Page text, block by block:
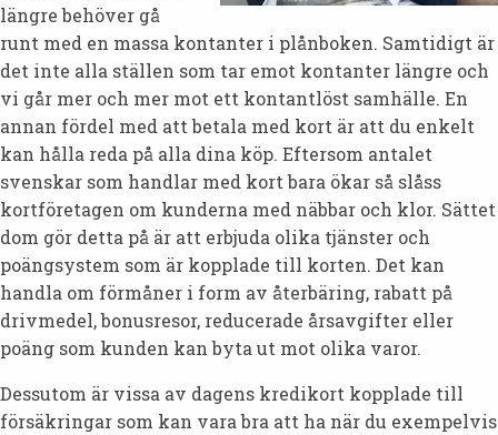
längre behöver gå
runt med en massa kontanter i plånboken. Samtidigt är
det inte alla ställen som tar emot kontanter längre och
vi går mer och mer mot ett kontantlöst samhälle. En
annan fördel med att betala med kort är att du enkelt
kan hålla reda på alla dina köp. Eftersom antalet
svenskar som handlar med kort bara ökar så slåss
kortföretagen om kunderna med näbbar och klor. Sättet
dom gör detta på är att erbjuda olika tjänster och
poängsystem som är kopplade till korten. Det kan
handla om förmåner i form av återbäring, rabatt på
drivmedel, bonusresor, reducerade årsavgifter eller
poäng som kunden kan byta ut mot olika varor.
Dessutom är vissa av dagens kredikort kopplade till
försäkringar som kan vara bra att ha när du exempelvis